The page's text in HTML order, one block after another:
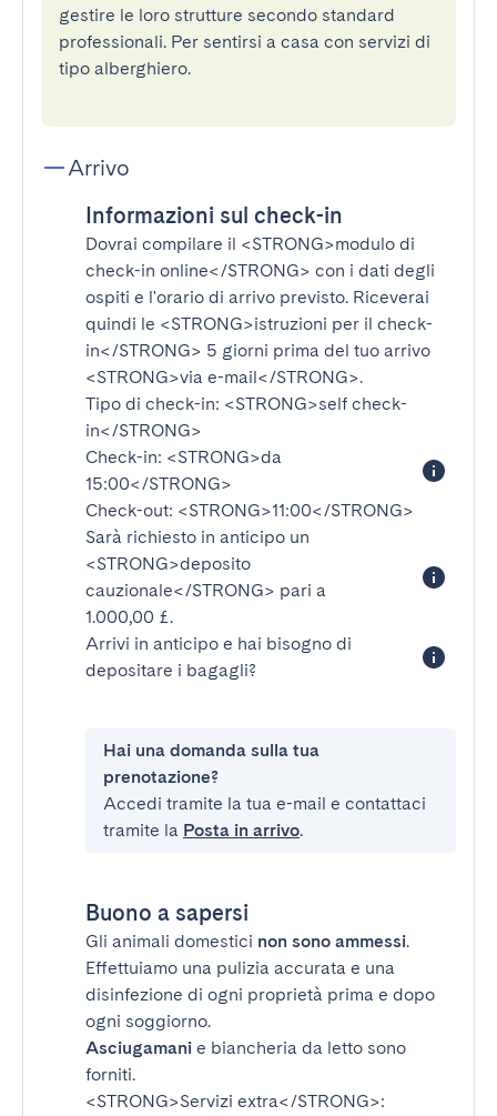
gestire le loro strutture secondo standard
professionali. Per sentirsi a casa con servizi di
tipo alberghiero.
Arrivo
Informazioni sul check-in
Dovrai compilare il <STRONG>modulo di
check-in online</STRONG> con i dati degli
ospiti e l'orario di arrivo previsto. Riceverai
quindi le <STRONG>istruzioni per il check-
in</STRONG> 5 giorni prima del tuo arrivo
<STRONG>via e-mail</STRONG>.
Tipo di check-in: <STRONG>self check-
in</STRONG>
Check-in: <STRONG>da
15:00</STRONG>
Check-out: <STRONG>11:00</STRONG>
Sarà richiesto in anticipo un
<STRONG>deposito
cauzionale</STRONG> pari a
1.000,00 £.
Arrivi in anticipo e hai bisogno di
depositare i bagagli?
Hai una domanda sulla tua
prenotazione?
Accedi tramite la tua e-mail e contattaci
tramite la Posta in arrivo.
Buono a sapersi
Gli animali domestici non sono ammessi.
Effettuiamo una pulizia accurata e una
disinfezione di ogni proprietà prima e dopo
ogni soggiorno.
Asciugamani e biancheria da letto sono
forniti.
<STRONG>Servizi extra</STRONG>: